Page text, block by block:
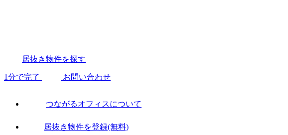
居抜き物件を探す
1分で完了 お問い合わせ
つながるオフィスについて
居抜き物件を登録(無料)